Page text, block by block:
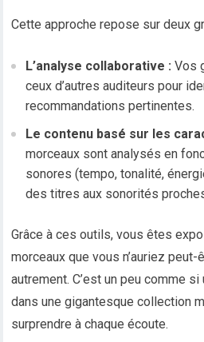
Cette approche repose sur deux
L’analyse collaborative : Vos
ceux d’autres auditeurs pour
recommandations pertinentes.
Le contenu basé sur les
morceaux sont analysés en
sonores (tempo, tonalité,
des titres aux sonorités
Grâce à ces outils, vous êtes
morceaux que vous n’auriez
autrement. C’est un peu comme
dans une gigantesque collection
surprendre à chaque écoute.